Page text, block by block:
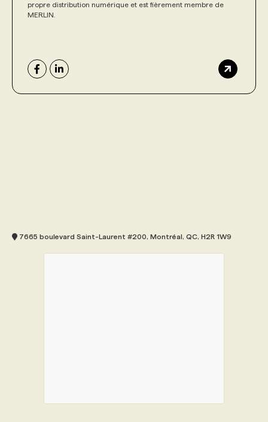
propre distribution numérique et est fièrement membre de
MERLIN.
7665 boulevard Saint-Laurent #200, Montréal, QC, H2R 1W9